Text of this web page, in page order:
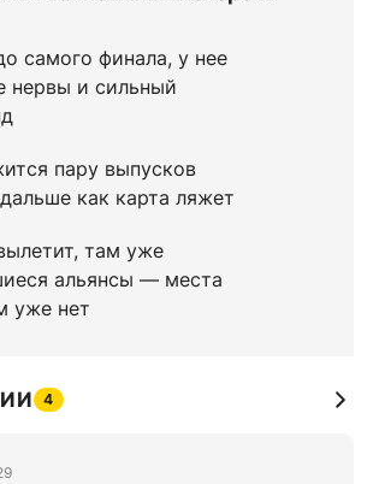
самого финала, у нее
нервы и сильный
пару выпусков
как карта ляжет
там уже
альянсы — места
уже нет
4